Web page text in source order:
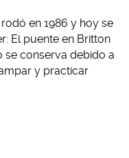
en 1986 y hoy se
El puente en Britton
conserva debido a
y practicar